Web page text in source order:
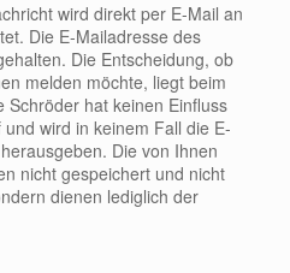
wird direkt per E-Mail an
Die E-Mailadresse des
Die Entscheidung, ob
melden möchte, liegt beim
Schröder hat keinen Einfluss
wird in keinem Fall die E-
Die von Ihnen
nicht gespeichert und nicht
dienen lediglich der